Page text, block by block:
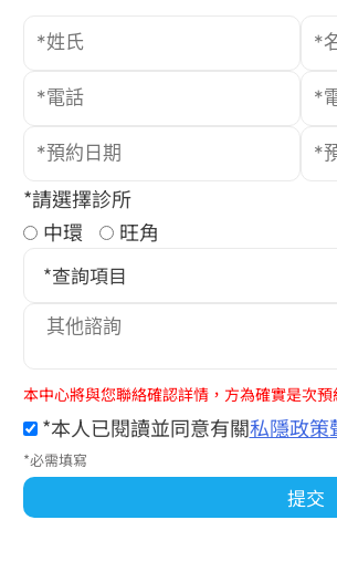
*請選擇診所
中環
旺角
*查詢項目
本中心將與您聯絡確認詳情，方為確實是次預
*本人已閱讀並同意有關私隱政策
*必需填寫
提交